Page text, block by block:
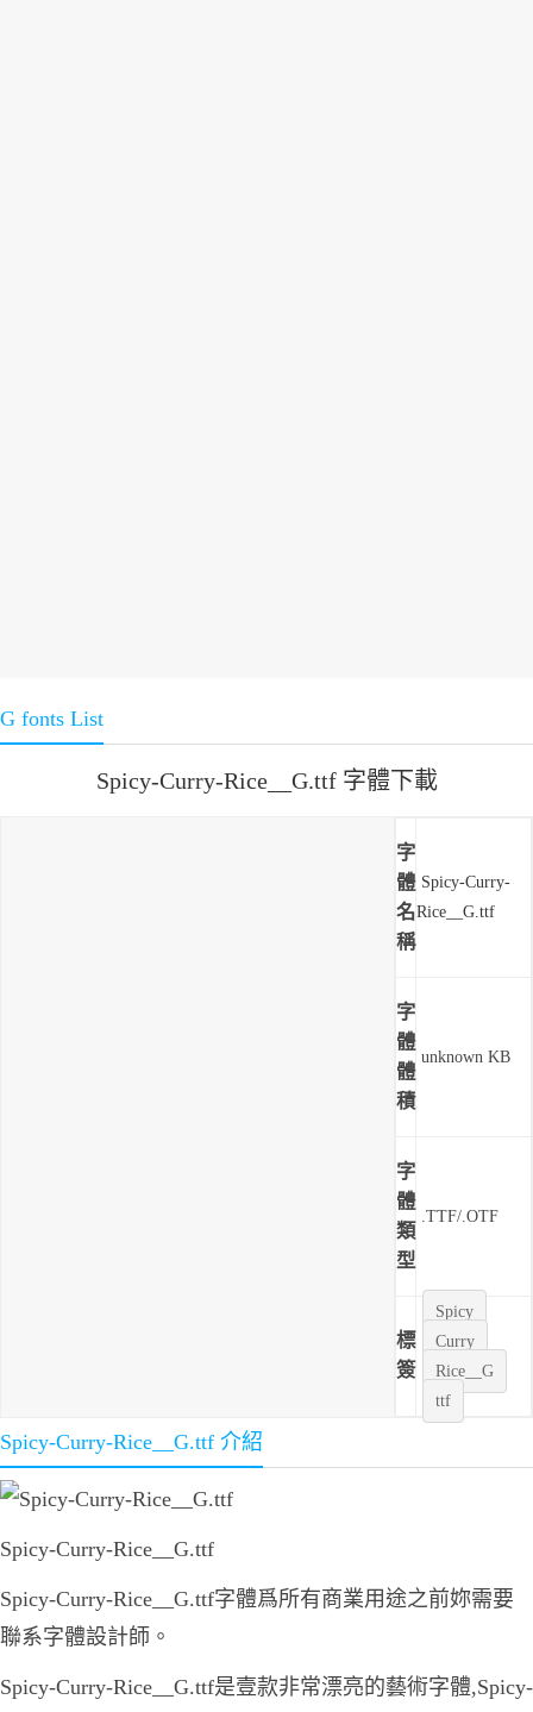
G fonts List
Spicy-Curry-Rice__G.ttf 字體下載
字
體
名
稱
Spicy-Curry-
Rice__G.ttf
字
體
體
積
unknown KB
字
體
類
型
.TTF/.OTF
標
簽
Spicy
Curry
Rice__G
ttf
Spicy-Curry-Rice__G.ttf 介紹
Spicy-Curry-Rice__G.ttf
Spicy-Curry-Rice__G.ttf字體爲所有商業用途之前妳需要
聯系字體設計師。
Spicy-Curry-Rice__G.ttf是壹款非常漂亮的藝術字體,Spicy-